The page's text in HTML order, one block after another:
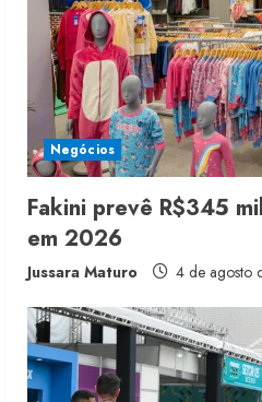
d
i
n
g
Negócios
Fakini prevê R$345
em 2026
Jussara Maturo 4 de agosto